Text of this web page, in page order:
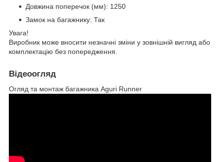
Довжина поперечок (мм): 1250
Замок на багажнику: Так
Увага!
Виробник може вносити незначні зміни у зовнішній вигляд або
комплектацію без попередження.
Відеоогляд
Огляд та монтаж багажника Aguri Runner